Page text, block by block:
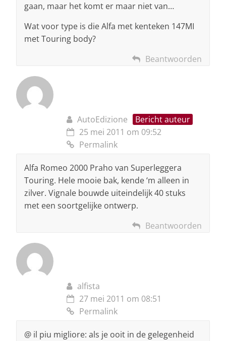
gaan, maar het komt er maar niet van…
Wat voor type is die Alfa met kenteken 147MI
met Touring body?
Beantwoorden
AutoEdizione
Bericht auteur
25 mei 2011 om 09:52
Permalink
Alfa Romeo 2000 Praho van Superleggera
Touring. Hele mooie bak, kende ‘m alleen in
zilver. Vignale bouwde uiteindelijk 40 stuks
met een soortgelijke ontwerp.
Beantwoorden
alfista
27 mei 2011 om 08:51
Permalink
@ il piu migliore: als je ooit in de gelegenheid